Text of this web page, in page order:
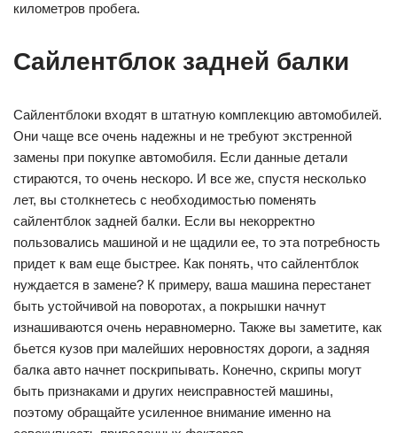
километров пробега.
Сайлентблок задней балки
Сайлентблоки входят в штатную комплекцию автомобилей.
Они чаще все очень надежны и не требуют экстренной
замены при покупке автомобиля. Если данные детали
стираются, то очень нескоро. И все же, спустя несколько
лет, вы столкнетесь с необходимостью поменять
сайлентблок задней балки. Если вы некорректно
пользовались машиной и не щадили ее, то эта потребность
придет к вам еще быстрее. Как понять, что сайлентблок
нуждается в замене? К примеру, ваша машина перестанет
быть устойчивой на поворотах, а покрышки начнут
изнашиваются очень неравномерно. Также вы заметите, как
бьется кузов при малейших неровностях дороги, а задняя
балка авто начнет поскрипывать. Конечно, скрипы могут
быть признаками и других неисправностей машины,
поэтому обращайте усиленное внимание именно на